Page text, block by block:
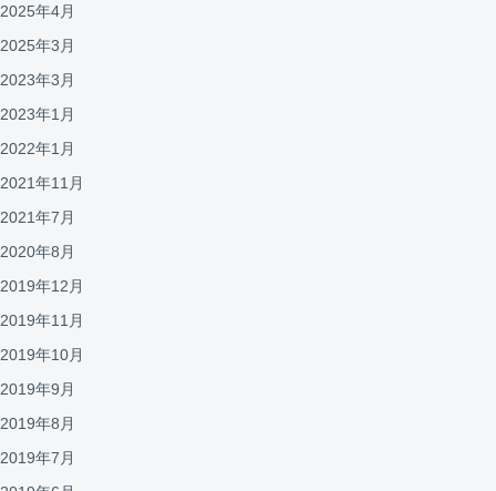
2025年4月
2025年3月
2023年3月
2023年1月
2022年1月
2021年11月
2021年7月
2020年8月
2019年12月
2019年11月
2019年10月
2019年9月
2019年8月
2019年7月